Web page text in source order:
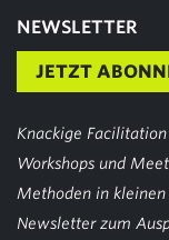
NEWSLETTER
JETZT
Knackige
Workshops und
Methoden in
Newsletter zum